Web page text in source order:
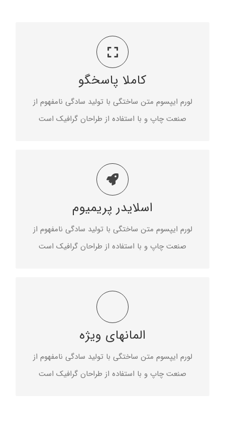
کاملا پاسخگو
لورم ایپسوم متن ساختگی با تولید سادگی نامفهوم از
صنعت چاپ و با استفاده از طراحان گرافیک است
مناسب برای تمام سایزها
لورم ایپسوم متن ساختگی با تولید سادگی نامفهوم از
اسلایدر پریمیوم
لورم ایپسوم متن ساختگی با تولید سادگی نامفهوم از
صنعت چاپ و با استفاده از طراحان گرافیک است
محاسبه محتوا
لورم ایپسوم متن ساختگی با تولید سادگی نامفهوم از
المانهای ویژه
لورم ایپسوم متن ساختگی با تولید سادگی نامفهوم از
صنعت چاپ و با استفاده از طراحان گرافیک است
خلق زیبایی
لورم ایپسوم متن ساختگی با تولید سادگی نامفهوم از